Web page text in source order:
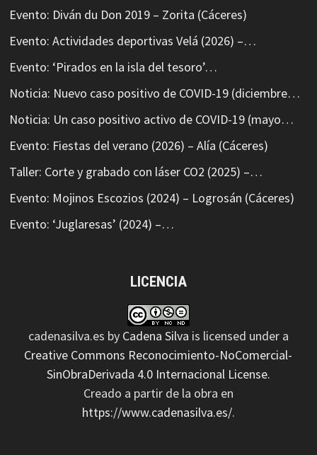
Evento: Diván du Don 2019 – Zorita (Cáceres)
Evento: Actividades deportivas Velá (2026) –…
Evento: ‘Pirados en la isla del tesoro’…
Noticia: Nuevo caso positivo de COVID-19 (diciembre…
Noticia: Un caso positivo activo de COVID-19 (mayo…
Evento: Fiestas del verano (2026) – Alía (Cáceres)
Taller: Corte y grabado con láser CO2 (2025) –…
Evento: Mojinos Escozios (2024) – Logrosán (Cáceres)
Evento: ‘Juglaresas’ (2024) –…
LICENCIA
cadenasilva.es by Cadena Silva is licensed under a
Creative Commons Reconocimiento-NoComercial-
SinObraDerivada 4.0 Internacional License.
Creado a partir de la obra en
https://www.cadenasilva.es/.